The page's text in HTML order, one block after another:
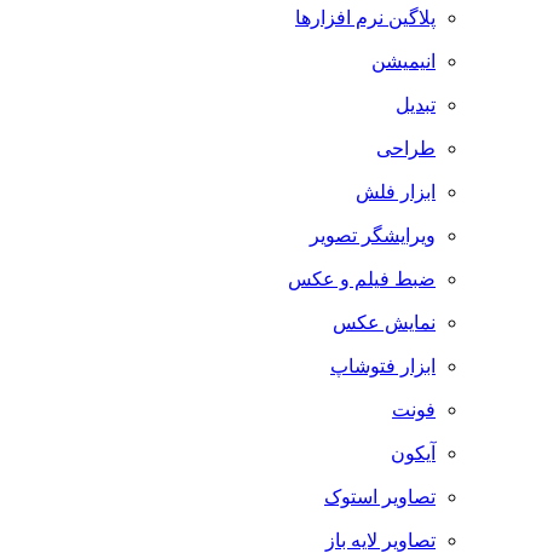
پلاگین نرم افزارها
انیمیشن
تبدیل
طراحی
ابزار فلش
ویرایشگر تصویر
ضبط فيلم و عكس
نمایش عکس
ابزار فتوشاپ
فونت
آیکون
تصاویر استوک
تصاویر لایه باز